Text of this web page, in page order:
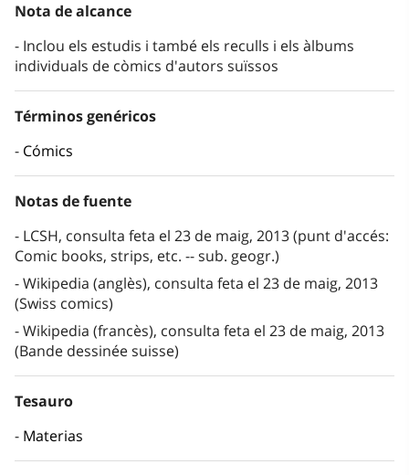
Nota de alcance
Inclou els estudis i també els reculls i els àlbums
individuals de còmics d'autors suïssos
Términos genéricos
Cómics
Notas de fuente
LCSH, consulta feta el 23 de maig, 2013 (punt d'accés:
Comic books, strips, etc. -- sub. geogr.)
Wikipedia (anglès), consulta feta el 23 de maig, 2013
(Swiss comics)
Wikipedia (francès), consulta feta el 23 de maig, 2013
(Bande dessinée suisse)
Tesauro
Materias